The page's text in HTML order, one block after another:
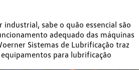
industrial, sabe o quão essencial são
adequado das máquinas
Sistemas de Lubrificação traz
para lubrificação